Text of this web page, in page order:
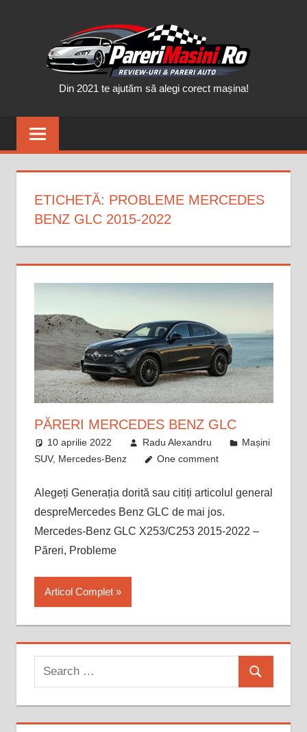
Din 2021 te ajutăm să alegi corect mașina!
ETICHETĂ: PROBLEME MERCEDES
BENZ GLC 2015-2022
PĂRERI MERCEDES BENZ GLC
10 aprilie 2022 Radu Alexandru
Mașini
SUV, Mercedes-Benz One comment
Alegeți Generația dorită sau citiți articolul general
despreMercedes Benz GLC de mai jos.
Mercedes-Benz GLC X253/C253 2015-2022 –
Păreri, Probleme
Articol Complet
Search
for:
Search